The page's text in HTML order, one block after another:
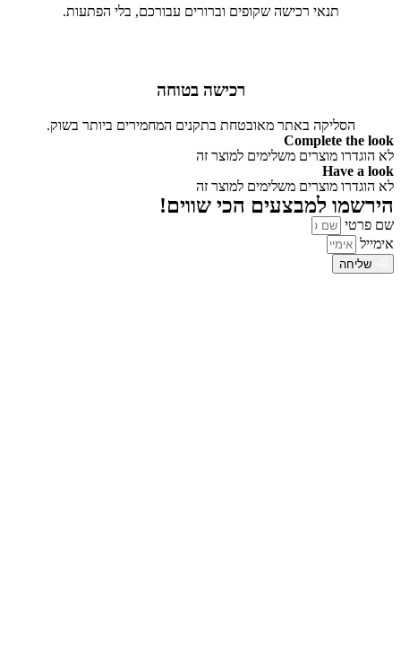
תנאי רכישה שקופים וברורים עבורכם, בלי הפתעות.
רכישה בטוחה
הסליקה באתר מאובטחת בתקנים המחמירים ביותר בשוק.
Complete the look
לא הוגדרו מוצרים משלימים למוצר זה
Have a look
לא הוגדרו מוצרים משלימים למוצר זה
הירשמו למבצעים הכי שווים!
שם פרטי
אימייל
שליחה